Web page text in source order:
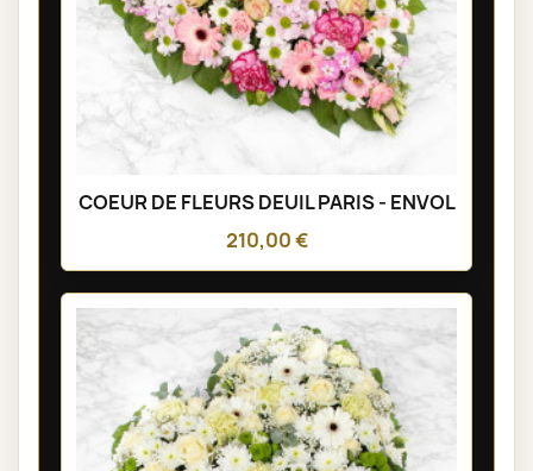
COEUR DE FLEURS DEUIL PARIS - ENVOL
210,00 €